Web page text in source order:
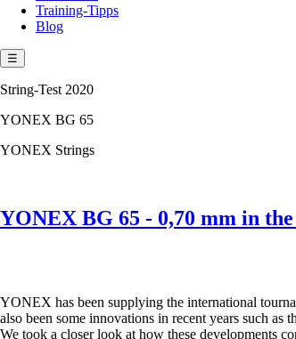
Training-Tipps
Blog
☰
String-Test 2020
YONEX BG 65
YONEX Strings
YONEX BG 65 - 0,70 mm in
YONEX has been supplying the international
also been some innovations in recent years such
We took a closer look at how these developments